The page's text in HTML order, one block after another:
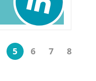
5 6 7
8